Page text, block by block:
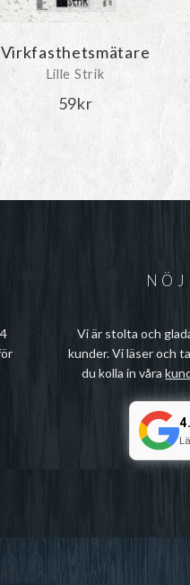
Virkfasthetsmätare
Lille Strik
59kr
Vi är stolta och
kunder. Vi läser och
du kolla in våra